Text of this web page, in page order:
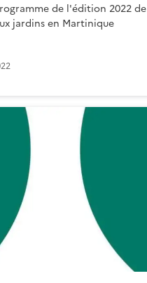
de l'édition 2022 de
jardins en Martinique